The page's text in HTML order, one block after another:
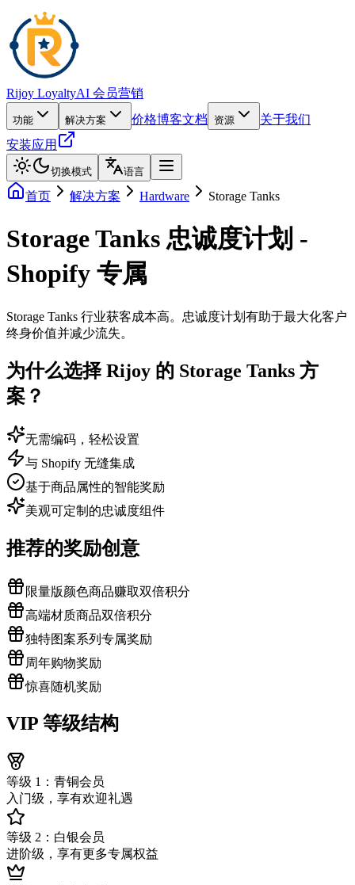
Rijoy LoyaltyAI 会员营销
功能 解决方案 价格博客文档 资源
关于我们
安装应用
切换模式 语言
首页 解决方案 Hardware Storage Tanks
Storage Tanks 忠诚度计划 -
Shopify 专属
Storage Tanks 行业获客成本高。忠诚度计划有助于最大化客户
终身价值并减少流失。
为什么选择 Rijoy 的 Storage Tanks 方
案？
无需编码，轻松设置
与 Shopify 无缝集成
基于商品属性的智能奖励
美观可定制的忠诚度组件
推荐的奖励创意
限量版颜色商品赚取双倍积分
高端材质商品双倍积分
独特图案系列专属奖励
周年购物奖励
惊喜随机奖励
VIP 等级结构
等级 1：青铜会员
入门级，享有欢迎礼遇
等级 2：白银会员
进阶级，享有更多专属权益